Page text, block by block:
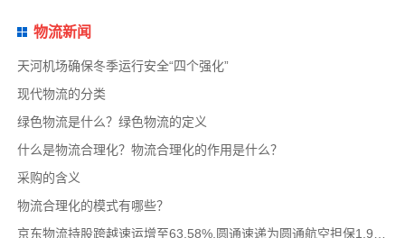
物流新闻
天河机场确保冬季运行安全“四个强化”
现代物流的分类
绿色物流是什么？绿色物流的定义
什么是物流合理化？物流合理化的作用是什么？
采购的含义
物流合理化的模式有哪些？